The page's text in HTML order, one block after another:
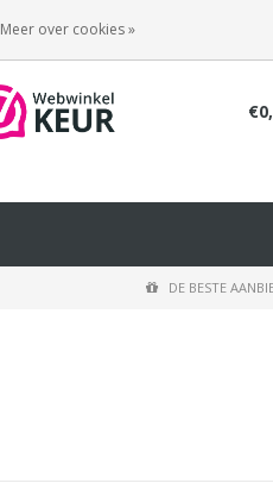
DE BESTE
Meer over cookies »